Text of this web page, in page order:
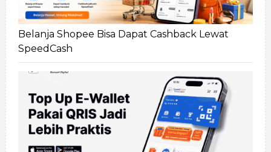
Belanja Shopee Bisa Dapat Cashback Lewat
SpeedCash